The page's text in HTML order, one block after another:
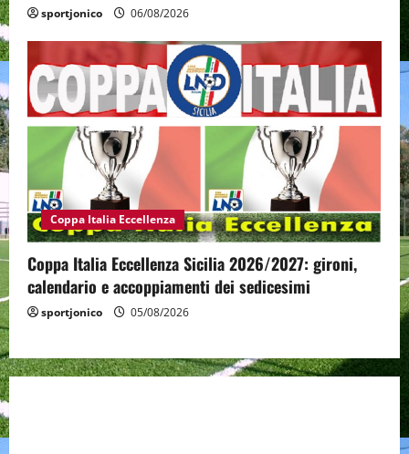
sportjonico 06/08/2026
Coppa Italia Eccellenza
Coppa Italia Eccellenza Sicilia 2026/2027: gironi,
calendario e accoppiamenti dei sedicesimi
sportjonico 05/08/2026